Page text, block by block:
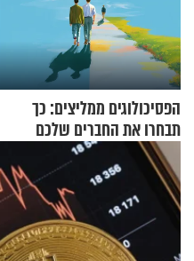
הפסיכולוגים ממליצים: כך
תבחרו את החברים שלכם
בחיים